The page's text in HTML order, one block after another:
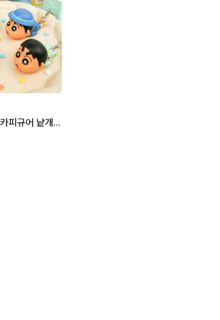
짱구 랜덤 풀백카피규어 낱개랜덤 자동차 장난감 단품